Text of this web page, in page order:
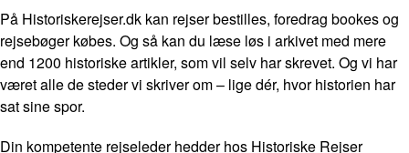
På Historiskerejser.dk kan rejser bestilles, foredrag bookes og
rejsebøger købes. Og så kan du læse løs i arkivet med mere
end 1200 historiske artikler, som vil selv har skrevet. Og vi har
været alle de steder vi skriver om – lige dér, hvor historien har
sat sine spor.
Din kompetente rejseleder hedder hos Historiske Rejser